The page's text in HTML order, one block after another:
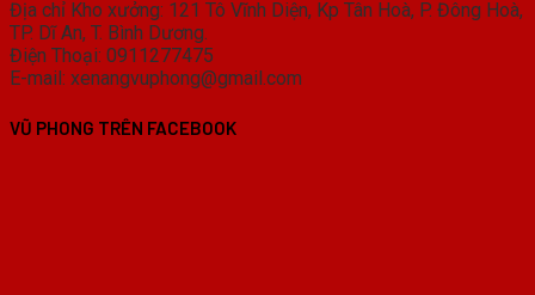
Địa chỉ Kho xưởng: 121 Tô Vĩnh Diện, Kp Tân Hoà, P. Đông Hoà,
TP. Dĩ An, T. Bình Dương.
Điện Thoại: 0911277475
E-mail: xenangvuphong@gmail.com
VŨ PHONG TRÊN FACEBOOK